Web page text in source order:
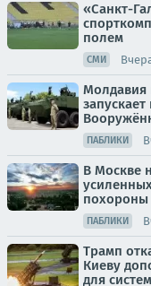
«Санкт-
полем
СМИ
Молдавия
ПАБЛИКИ
В Москве
похороны
ПАБЛИКИ
Трамп
Киеву
для